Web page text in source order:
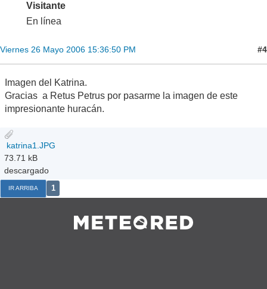
Visitante
En línea
Viernes 26 Mayo 2006 15:36:50 PM #4
Imagen del Katrina.
Gracias a Retus Petrus por pasarme la imagen de este
impresionante huracán.
katrina1.JPG
73.71 kB
descargado
IR ARRIBA 1